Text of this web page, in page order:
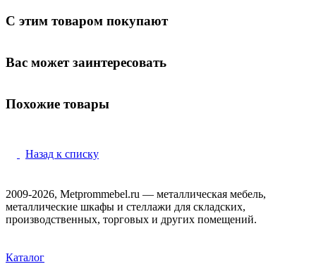
С этим товаром покупают
Вас может заинтересовать
Похожие товары
Назад к списку
2009-2026, Metprommebel.ru — металлическая мебель,
металлические шкафы и стеллажи для складских,
производственных, торговых и других помещений.
Каталог